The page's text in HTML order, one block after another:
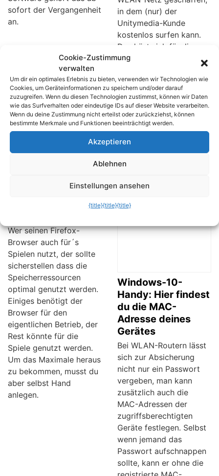
sofort der Vergangenheit
an.
in dem (nur) der
Unitymedia-Kunde
kostenlos surfen kann.
Das hört sich für die
Einwohner von
Baden-Württemberg und
Hessen zunächst prima
an. Der kleine
Wermutstropfen ist, dass
es auf dem Rücken der
Unitymedia-Kunden
geschieht.
Wer seinen Firefox-
Browser auch für´s
Spielen nutzt, der sollte
sicherstellen dass die
Speicherressourcen
optimal genutzt werden.
Einiges benötigt der
Browser für den
eigentlichen Betrieb, der
Rest könnte für die
Spiele genutzt werden.
Um das Maximale heraus
zu bekommen, musst du
aber selbst Hand
anlegen.
Windows-10-
Handy: Hier findest
du die MAC-
Adresse deines
Gerätes
Bei WLAN-Routern lässt
sich zur Absicherung
nicht nur ein Passwort
vergeben, man kann
zusätzlich auch die
MAC-Adressen der
zugriffsberechtigten
Geräte festlegen. Selbst
wenn jemand das
Passwort aufschnappen
sollte, kann er ohne die
Cookie-Zustimmung
verwalten
Um dir ein optimales Erlebnis zu bieten, verwenden wir Technologien wie
Cookies, um Geräteinformationen zu speichern und/oder darauf
zuzugreifen. Wenn du diesen Technologien zustimmst, können wir Daten
wie das Surfverhalten oder eindeutige IDs auf dieser Website verarbeiten.
Wenn du deine Zustimmung nicht erteilst oder zurückziehst, können
bestimmte Merkmale und Funktionen beeinträchtigt werden.
Akzeptieren
Ablehnen
Einstellungen ansehen
{title}{title}{title}